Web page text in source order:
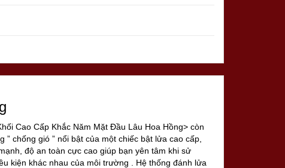
Cao Cấp Khắc Năm Mặt Đầu Lâu Hoa Hồng> còn
chống gió ” nổi bật của một chiếc bật lửa cao cấp,
độ an toàn cực cao giúp bạn yên tâm khi sử
kiện khác nhau của môi trường . Hệ thống đánh lửa